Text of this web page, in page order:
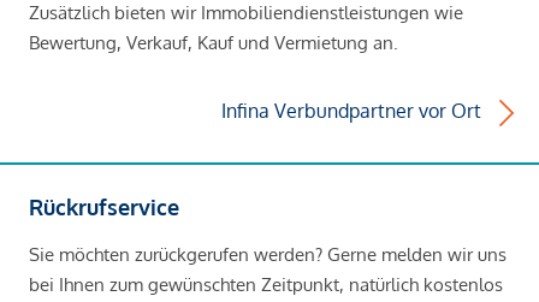
Zusätzlich bieten wir Immobiliendienstleistungen wie
Bewertung, Verkauf, Kauf und Vermietung an.
Infina Verbundpartner vor Ort
Rückrufservice
Sie möchten zurückgerufen werden? Gerne melden wir uns
bei Ihnen zum gewünschten Zeitpunkt, natürlich kostenlos